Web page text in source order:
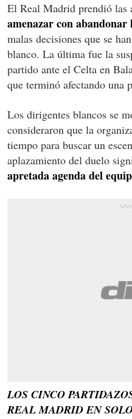
El Real Madrid prendió las
amenazar con
malas decisiones que se
blanco. La última fue la
partido ante el Celta en
que terminó afectando una
Los dirigentes blancos se
consideraron que la
tiempo para buscar un
aplazamiento del duelo
apretada agenda del
LOS CINCO
REAL MADRID EN